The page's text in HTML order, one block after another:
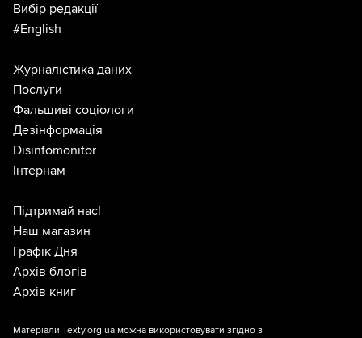
Вибір редакції
#English
Журналістика даних
Послуги
Фальшиві соціологи
Дезінформація
Disinfomonitor
Інтернам
Підтримай нас!
Наш магазин
Графік Дня
Архів блогів
Архів книг
Матеріали Texty.org.ua можна використовувати згідно з